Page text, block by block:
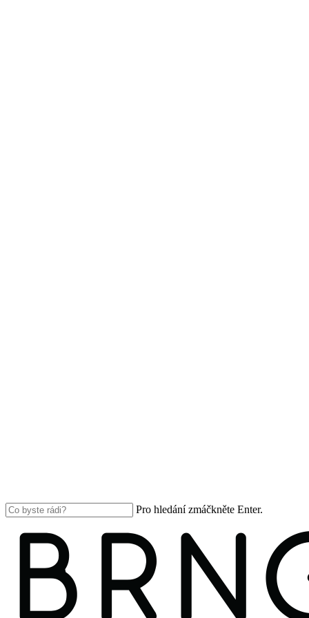
Pro hledání zmáčkněte Enter.
Search